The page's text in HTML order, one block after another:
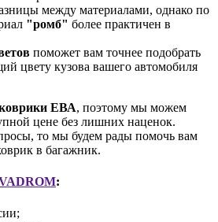
между материалами, однако по
"ромб" более практичен в
поможет вам точнее подобрать
цвету кузова вашего автомобиля
ЕВА, поэтому мы можем
цене без лишних наценок.
то мы будем рады помочь вам
в багажник.
: